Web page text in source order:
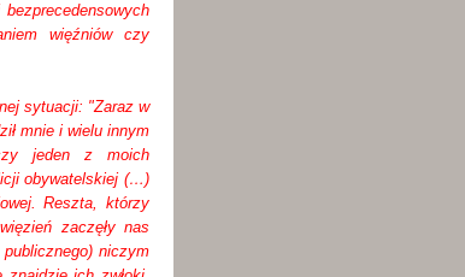
więźniów czy
sytuacji: "Zaraz w
mnie i wielu innym
jeden z moich
obywatelskiej (…)
Reszta, którzy
zaczęły nas
niczym